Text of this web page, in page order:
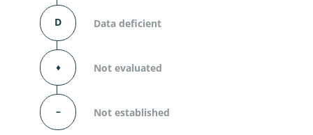
D Data deficient
⬧ Not evaluated
– Not established